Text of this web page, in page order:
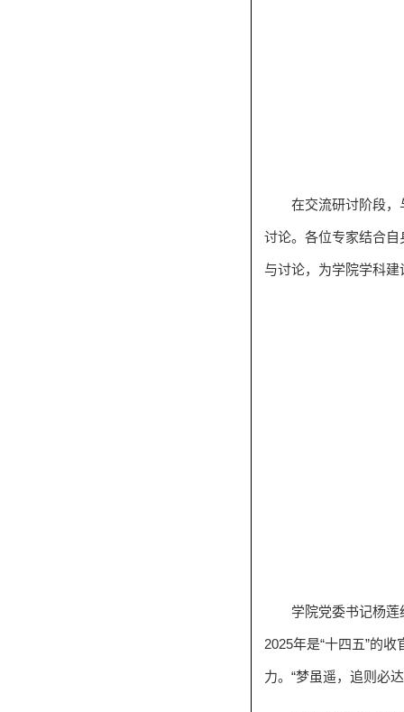
在交流研讨阶段
讨论。各位专家结合
与讨论，为学院学科建
学院党委书记杨
2025年是“十四五”的
力。“梦虽遥，追则必